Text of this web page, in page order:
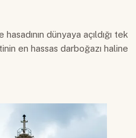
dünyaya açıldığı tek
en hassas darboğazı haline